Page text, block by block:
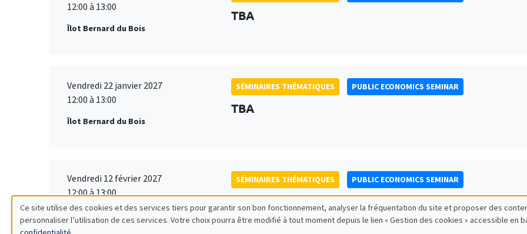
12:00 à 13:00
Îlot Bernard du Bois
TBA
Vendredi 22 janvier 2027
12:00 à 13:00
Îlot Bernard du Bois
SÉMINAIRES THÉMATIQUES PUBLIC ECONOMICS SEMINAR
TBA
Vendredi 12 février 2027
12:00 à 13:00
Îlot Bernard du Bois
SÉMINAIRES THÉMATIQUES PUBLIC ECONOMICS SEMINAR
TBA
Ce site utilise des cookies et des services tiers pour garantir son bon fonctionnement, analyser la fréquentation du site et proposer des
personnaliser l’utilisation de ces services. Votre choix pourra être modifié à tout moment depuis le lien « Gestion des cookies » accessible en